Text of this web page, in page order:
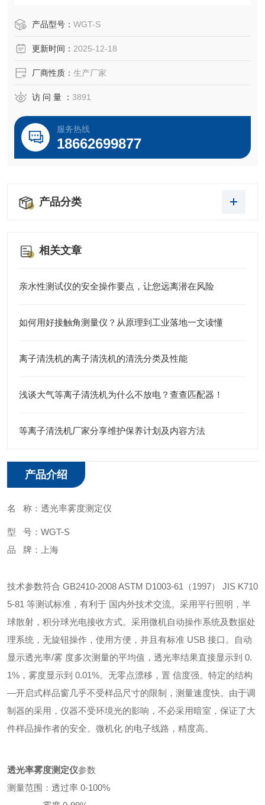
产品型号： WGT-S
更新时间： 2025-12-18
厂商性质： 生产厂家
访 问 量 ： 3891
服务热线
18662699877
产品分类
相关文章
亲水性测试仪的安全操作要点，让您远离潜在风险
如何用好接触角测量仪？从原理到工业落地一文读懂
离子清洗机的离子清洗机的清洗分类及性能
浅谈大气等离子清洗机为什么不放电？查查匹配器！
等离子清洗机厂家分享维护保养计划及内容方法
产品介绍
名 称：透光率雾度测定仪
型 号：WGT-S
品 牌：上海
技术参数符合 GB2410-2008 ASTM D1003-61（1997） JIS K710
5-81 等测试标准，有利于 国内外技术交流。采用平行照明，半
球散射，积分球光电接收方式。采用微机自动操作系统及数据处
理系统，无旋钮操作，使用方便，并且有标准 USB 接口。自动
显示透光率/雾 度多次测量的平均值，透光率结果直接显示到 0.
1%，雾度显示到 0.01%。无零点漂移，置 信度强。特定的结构
—开启式样品窗几乎不受样品尺寸的限制，测量速度快。由于调
制器的采用，仪器不受环境光的影响，不必采用暗室，保证了大
件样品操作者的安全。微机化 的电子线路，精度高。
透光率雾度测定仪参数
测量范围：透过率 0-100%